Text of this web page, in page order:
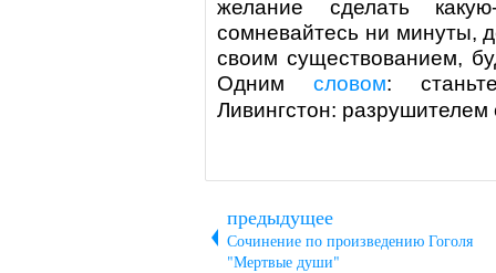
желание сделать
сомневайтесь ни минуты,
своим существованием,
Одним словом:
Ливингстон: разрушителем
предыдущее
Сочинение по произведению Гоголя
"Мертвые души"